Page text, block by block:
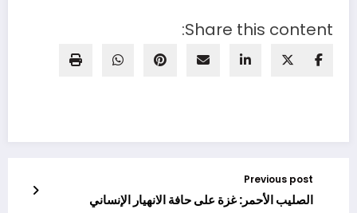
Share this content:
Previous post
الصليب الأحمر: غزة على حافة الانهيار الإنساني